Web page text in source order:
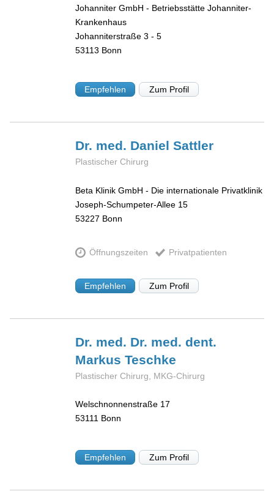
Johanniter GmbH - Betriebsstätte Johanniter-
Krankenhaus
Johanniterstraße 3 - 5
53113 Bonn
Empfehlen Zum Profil
Dr. med. DanielSattler
Plastischer Chirurg
Beta Klinik GmbH - Die internationale Privatklinik
Joseph-Schumpeter-Allee 15
53227 Bonn
Öffnungszeiten Privatpatienten
Empfehlen Zum Profil
Dr. med. Dr. med. dent.
MarkusTeschke
Plastischer Chirurg, MKG-Chirurg
Welschnonnenstraße 17
53111 Bonn
Empfehlen Zum Profil